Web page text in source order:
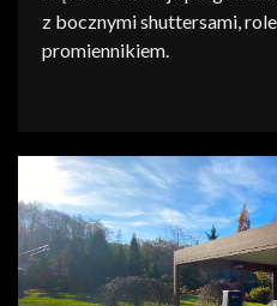
z bocznymi shuttersami,
promiennikiem.